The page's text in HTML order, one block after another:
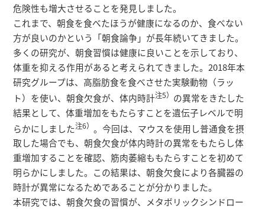
危険性も増大させることを発見しました。
これまで、朝食を食べたほうが健康になるのか、食べない
方が良いのかという「朝食論争」が長年続いてきました。
多くの研究が、朝食習慣は健康に良いことを示しており、
体重を抑える作用があると考えられてきました。2018年本
研究グループは、高脂肪食を食べさせた実験動物（ラッ
ト）を使い、朝食欠食が、体内時計注5） の異常をきたした
結果として、体重増加をもたらすことを遺伝子レベルで明
らかにしました注6） 。今回は、マウスを使用し普通食を摂
取した場合でも、朝食欠食が体内時計の異常をもたらし体
重増加することを確認、筋肉萎縮ももたらすことを初めて
明らかにしました。この結果は、朝食欠食により各臓器の
時計が異常になるためであることが分かりました。
本研究では、朝食欠食の習慣が、メタボリックシンドロー